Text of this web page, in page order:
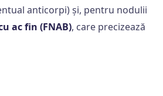
anticorpi) și, pentru nodulii
ac fin (FNAB), care precizează